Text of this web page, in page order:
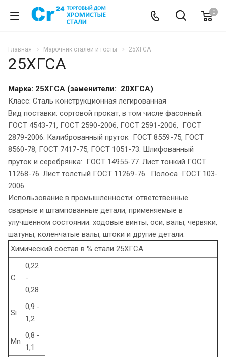
0
Главная Марочник сталей и госты 25ХГСА
25ХГСА
Марка: 25ХГСА (заменители: 20ХГСА)
Класс: Сталь конструкционная легированная
Вид поставки: сортовой прокат, в том числе фасонный:
ГОСТ 4543-71, ГОСТ 2590-2006, ГОСТ 2591-2006, ГОСТ
2879-2006. Калиброванный пруток ГОСТ 8559-75, ГОСТ
8560-78, ГОСТ 7417-75, ГОСТ 1051-73. Шлифованный
пруток и серебрянка: ГОСТ 14955-77. Лист тонкий ГОСТ
11268-76. Лист толстый ГОСТ 11269-76 . Полоса ГОСТ 103-
2006.
Использование в промышленности: ответственные
сварные и штампованные детали, применяемые в
улучшенном состоянии: ходовые винты, оси, валы, червяки,
шатуны, коленчатые валы, штоки и другие детали.
Химический состав в % стали 25ХГСА
C
0,22
-
0,28
Si
0,9 -
1,2
Mn
0,8 -
1,1